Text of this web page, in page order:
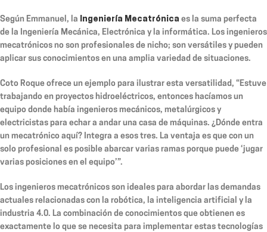
Según Emmanuel, la Ingeniería Mecatrónica es la suma perfecta
de la Ingeniería Mecánica, Electrónica y la informática. Los ingenieros
mecatrónicos no son profesionales de nicho; son versátiles y pueden
aplicar sus conocimientos en una amplia variedad de situaciones.
Coto Roque ofrece un ejemplo para ilustrar esta versatilidad, “Estuve
trabajando en proyectos hidroeléctricos, entonces hacíamos un
equipo donde había ingenieros mecánicos, metalúrgicos y
electricistas para echar a andar una casa de máquinas. ¿Dónde entra
un mecatrónico aquí? Integra a esos tres. La ventaja es que con un
solo profesional es posible abarcar varias ramas porque puede ‘jugar
varias posiciones en el equipo’”.
Los ingenieros mecatrónicos son ideales para abordar las demandas
actuales relacionadas con la robótica, la inteligencia artificial y la
industria 4.0. La combinación de conocimientos que obtienen es
exactamente lo que se necesita para implementar estas tecnologías